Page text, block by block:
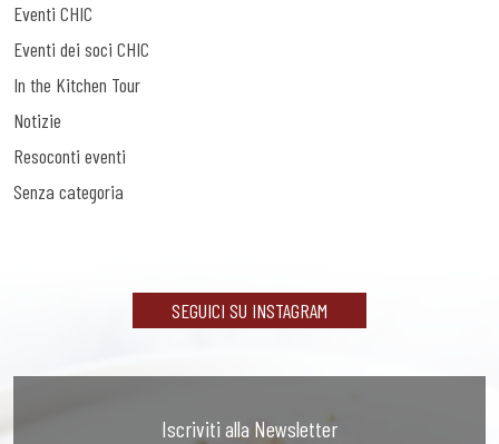
Eventi CHIC
Eventi dei soci CHIC
In the Kitchen Tour
Notizie
Resoconti eventi
Senza categoria
SEGUICI SU INSTAGRAM
Iscriviti alla Newsletter